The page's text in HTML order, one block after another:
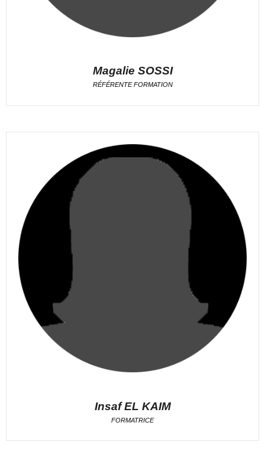
Magalie SOSSI
RÉFÉRENTE FORMATION
Insaf EL KAIM
FORMATRICE